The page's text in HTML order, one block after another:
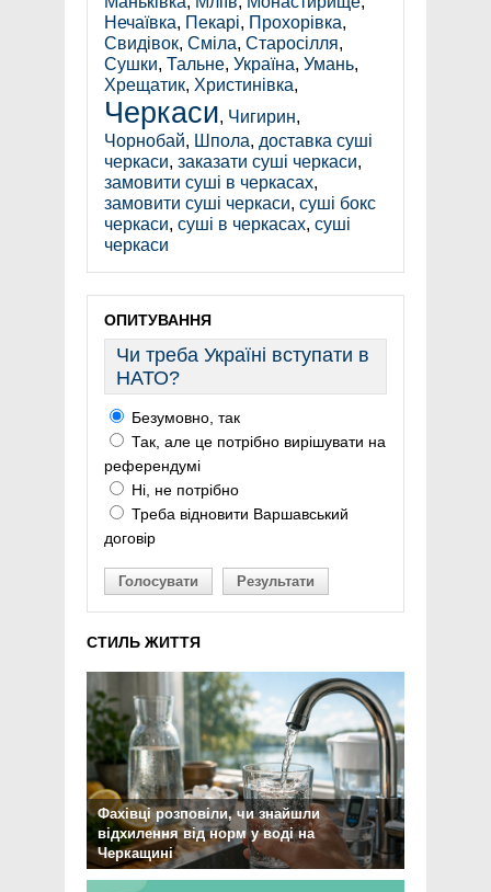
Нечаївка, Пекарі, Прохорівка,
Свидівок, Сміла, Старосілля,
Сушки, Тальне, Україна, Умань,
Хрещатик, Христинівка,
Черкаси, Чигирин,
Чорнобай, Шпола, доставка суші
черкаси, заказати суші черкаси,
замовити суші в черкасах,
замовити суші черкаси, суші бокс
черкаси, суші в черкасах, суші
черкаси
ОПИТУВАННЯ
Чи треба Україні вступати в
НАТО?
Безумовно, так
Так, але це потрібно вирішувати на
референдумі
Ні, не потрібно
Треба відновити Варшавський
договір
Голосувати Результати
СТИЛЬ ЖИТТЯ
Фахівці розповіли, чи знайшли
відхилення від норм у воді на
Черкащині